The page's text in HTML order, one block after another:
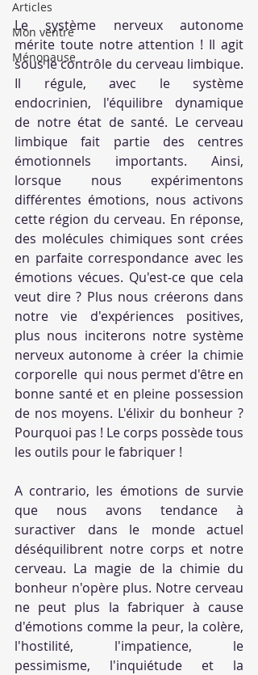
Articles
Mon ventre
Ménopause
Le système nerveux autonome
mérite toute notre attention ! Il agit
sous le contrôle du cerveau limbique.
Il régule, avec le système
endocrinien, l'équilibre dynamique
de notre état de santé. Le cerveau
limbique fait partie des centres
émotionnels importants. Ainsi,
lorsque nous expérimentons
différentes émotions, nous activons
cette région du cerveau. En réponse,
des molécules chimiques sont crées
en parfaite correspondance avec les
émotions vécues. Qu'est-ce que cela
veut dire ? Plus nous créerons dans
notre vie d'expériences positives,
plus nous inciterons notre système
nerveux autonome à créer la chimie
corporelle  qui nous permet d'être en
bonne santé et en pleine possession
de nos moyens. L'élixir du bonheur ?
Pourquoi pas ! Le corps possède tous
les outils pour le fabriquer !
A contrario, les émotions de survie
que nous avons tendance à
suractiver dans le monde actuel
déséquilibrent notre corps et notre
cerveau. La magie de la chimie du
bonheur n'opère plus. Notre cerveau
ne peut plus la fabriquer à cause
d'émotions comme la peur, la colère,
l'hostilité, l'impatience, le
pessimisme, l'inquiétude et la